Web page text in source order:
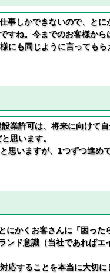
事しかできないので、と
すね。今までのお客様か
にも同じように言っても
設業許可は、将来に向けて
と思います。
思いますが、1つずつ進め
とにかくお客さんに「困っ
ンド意識（当社であればエ
応することを本当に大切